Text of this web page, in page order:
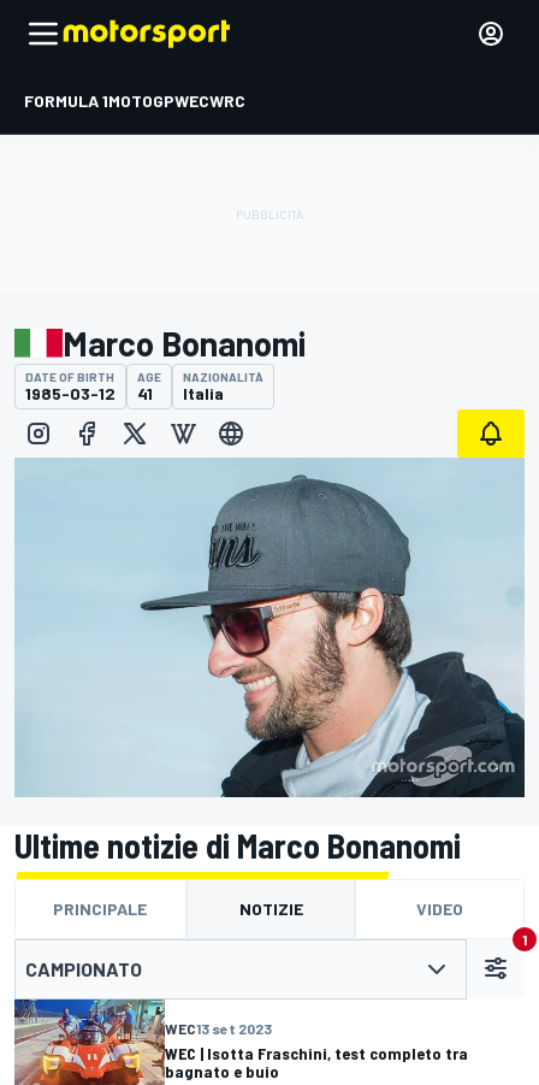
FORMULA 1MOTOGPWECWRC
Marco Bonanomi
DATE OF BIRTH
1985-03-12
AGE
41
NAZIONALITÀ
Italia
Ultime notizie di Marco Bonanomi
PRINCIPALE NOTIZIE VIDEO
CAMPIONATO
1
WEC13 set 2023
WEC | Isotta Fraschini, test completo tra
bagnato e buio